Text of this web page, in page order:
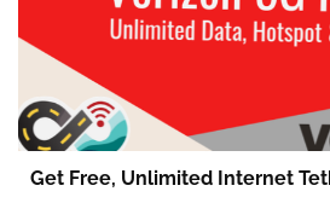
Get Free, Unlimited Internet